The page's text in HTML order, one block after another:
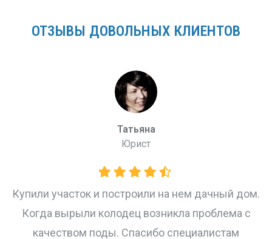
ОТЗЫВЫ ДОВОЛЬНЫХ КЛИЕНТОВ
Мария Трухтанова
Спасибо вам большое за идеальную и полезную
установку! Очень рекомендую этих ребят!